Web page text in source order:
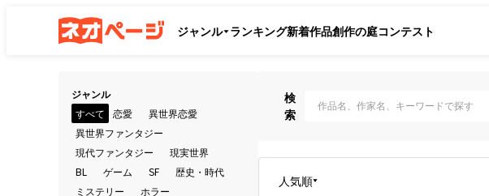
ジャンル ランキング新着作品創作の庭コンテスト
ジャンル
すべて
恋愛
異世界恋愛
異世界ファンタジー
現代ファンタジー
現実世界
BL
ゲーム SF
歴史・時代
ミステリー
ホラー
検
索
人気順